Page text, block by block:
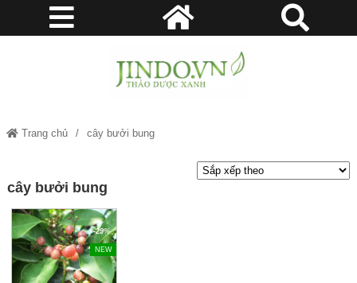
Trang chủ cây bưởi bung
cây bưởi bung
-29%
NEW